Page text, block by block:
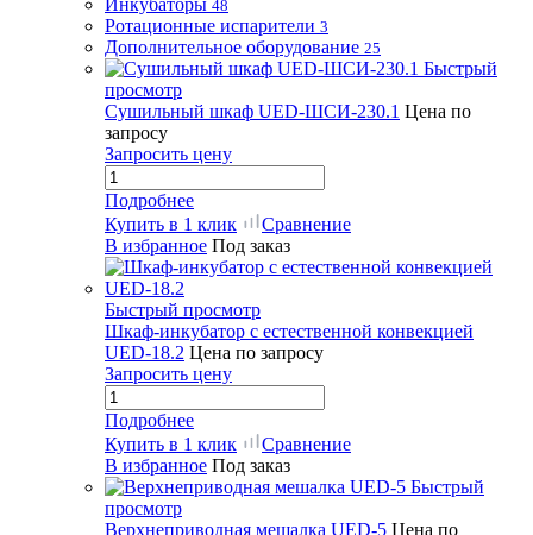
Инкубаторы 48
Ротационные испарители 3
Дополнительное оборудование 25
Быстрый
просмотр
Сушильный шкаф UED-ШСИ-230.1 Цена по
запросу
Запросить цену
Подробнее
Купить в 1 клик
Сравнение
В избранное Под заказ
Быстрый просмотр
Шкаф-инкубатор с естественной конвекцией
UED-18.2 Цена по запросу
Запросить цену
Подробнее
Купить в 1 клик
Сравнение
В избранное Под заказ
Быстрый
просмотр
Верхнеприводная мешалка UED-5 Цена по